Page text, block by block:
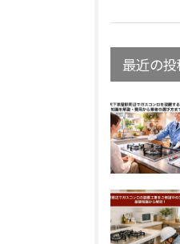
最近の